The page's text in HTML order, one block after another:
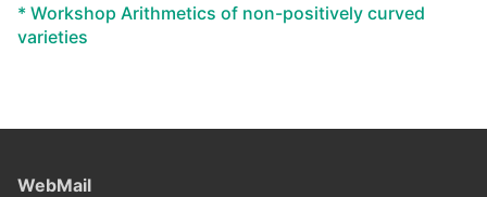
* Workshop Arithmetics of non-positively curved
varieties
WebMail